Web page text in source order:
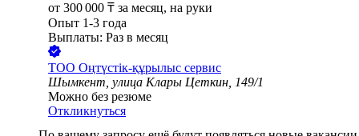
от 300 000 ₸ за месяц, на руки
Опыт 1-3 года
Выплаты: Раз в месяц
ТОО Оңтүстік-құрылыс сервис
Шымкент, улица Клары Цеткин, 149/1
Можно без резюме
Откликнуться